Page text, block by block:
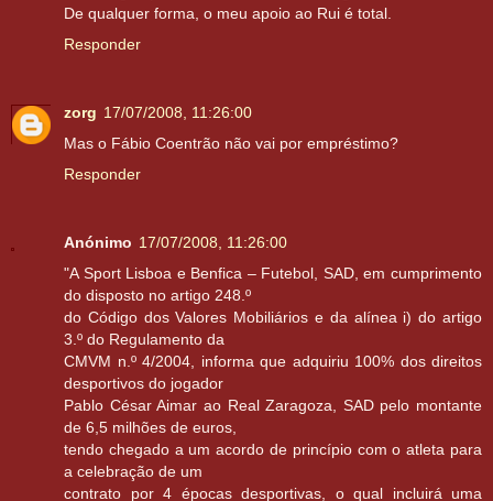
De qualquer forma, o meu apoio ao Rui é total.
Responder
zorg 17/07/2008, 11:26:00
Mas o Fábio Coentrão não vai por empréstimo?
Responder
Anónimo 17/07/2008, 11:26:00
"A Sport Lisboa e Benfica – Futebol, SAD, em cumprimento
do disposto no artigo 248.º
do Código dos Valores Mobiliários e da alínea i) do artigo
3.º do Regulamento da
CMVM n.º 4/2004, informa que adquiriu 100% dos direitos
desportivos do jogador
Pablo César Aimar ao Real Zaragoza, SAD pelo montante
de 6,5 milhões de euros,
tendo chegado a um acordo de princípio com o atleta para
a celebração de um
contrato por 4 épocas desportivas, o qual incluirá uma